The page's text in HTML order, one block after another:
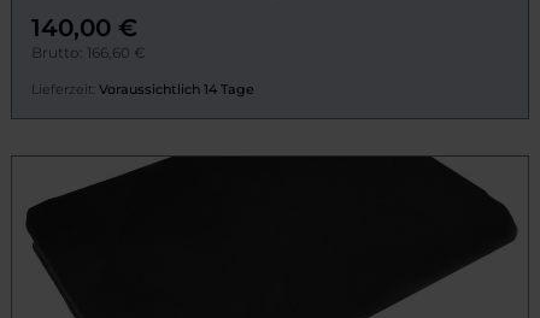
140,00 €
Brutto: 166,60 €
Lieferzeit: Voraussichtlich 14 Tage